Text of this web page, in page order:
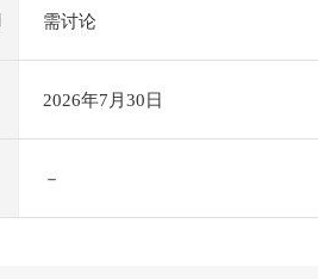
需讨论
2026年7月30日
－